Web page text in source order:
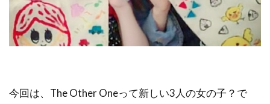
今回は、The Other Oneって新しい3人の女の子？で